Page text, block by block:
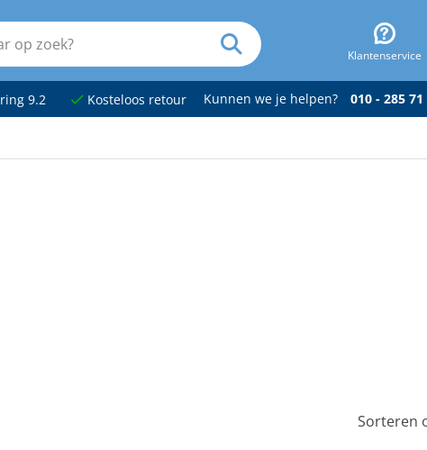
Klantenservice
9.2 Kosteloos retour Kunnen we je helpen? 010 - 285 71
Sorteren